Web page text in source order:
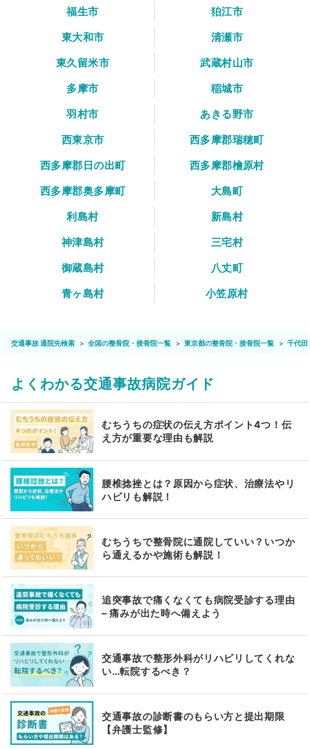
福生市
狛江市
東大和市
清瀬市
東久留米市
武蔵村山市
多摩市
稲城市
羽村市
あきる野市
西東京市
西多摩郡瑞穂町
西多摩郡日の出町
西多摩郡檜原村
西多摩郡奥多摩町
大島町
利島村
新島村
神津島村
三宅村
御蔵島村
八丈町
青ヶ島村
小笠原村
交通事故 通院先検索 全国の整骨院・接骨院一覧 東京都の整骨院・接骨院一覧 千代田
よくわかる交通事故病院ガイド
むちうちの症状の伝え方ポイント4つ！伝
え方が重要な理由も解説
腰椎捻挫とは？原因から症状、治療法やリ
ハビリも解説！
むちうちで整骨院に通院していい？いつか
ら通えるかや施術も解説！
追突事故で痛くなくても病院受診する理由
– 痛みが出た時へ備えよう
交通事故で整形外科がリハビリしてくれな
い…転院するべき？
交通事故の診断書のもらい方と提出期限
【弁護士監修】